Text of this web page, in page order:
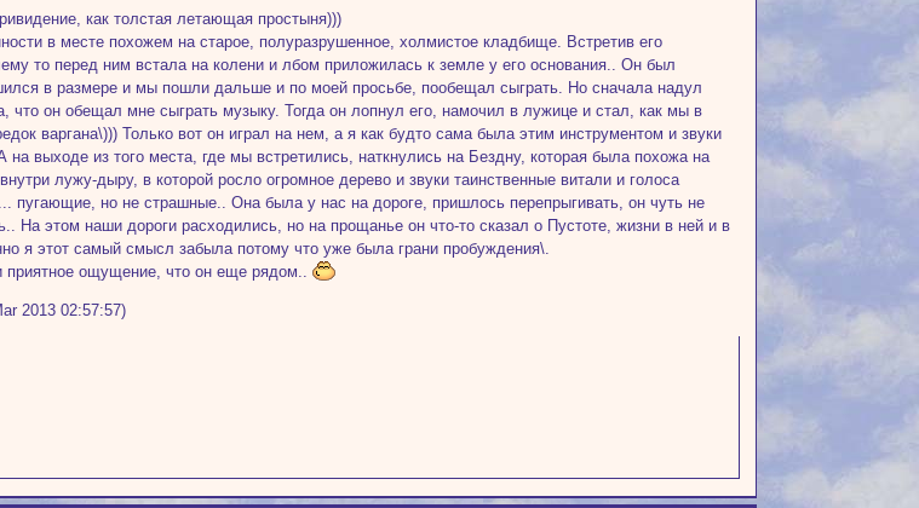
как толстая летающая простыня)))
в месте похожем на старое, полуразрушенное, холмистое кладбище. Встретив его
то перед ним встала на колени и лбом приложилась к земле у его основания.. Он был
в размере и мы пошли дальше и по моей просьбе, пообещал сыграть. Но сначала надул
что он обещал мне сыграть музыку. Тогда он лопнул его, намочил в лужице и стал, как мы в
варгана\))) Только вот он играл на нем, а я как будто сама была этим инструментом и звуки
на выходе из того места, где мы встретились, наткнулись на Бездну, которая была похожа на
лужу-дыру, в которой росло огромное дерево и звуки таинственные витали и голоса
пугающие, но не страшные.. Она была у нас на дороге, пришлось перепрыгивать, он чуть не
На этом наши дороги расходились, но на прощанье он что-то сказал о Пустоте, жизни в ней и в
я этот самый смысл забыла потому что уже была грани пробуждения\.
приятное ощущение, что он еще рядом..
2013 02:57:57)